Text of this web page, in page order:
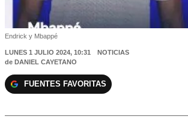
Endrick y Mbappé
LUNES 1 JULIO 2024, 10:31
NOTICIAS
de DANIEL CAYETANO
FUENTES FAVORITAS